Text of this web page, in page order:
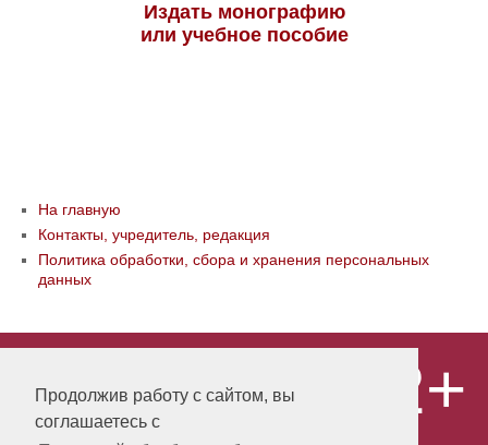
Продолжив работу с сайтом, вы
соглашаетесь с
Издать монографию
или учебное пособие
На главную
Контакты, учредитель, редакция
Политика обработки, сбора и хранения персональных
данных
«Publishing company «World of science»,
LLC Материалы, размещенные на сайте,
охраняются Законом о защите авторских
12+